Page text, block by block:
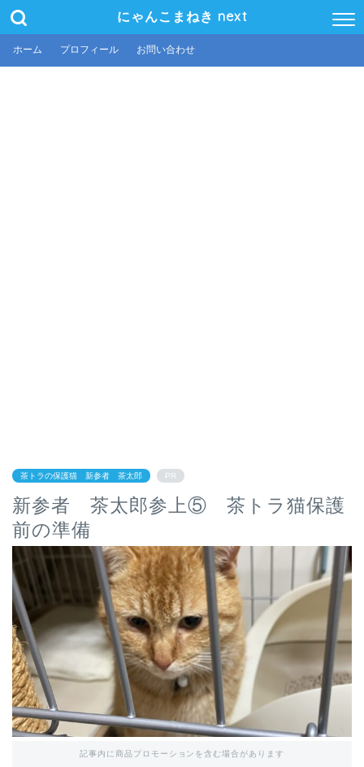
にゃんこまねき next
ホーム プロフィール お問い合わせ
茶トラの保護猫 新参者 茶太郎 PR
新参者 茶太郎参上⑤ 茶トラ猫保護
前の準備
記事内に商品プロモーションを含む場合があります